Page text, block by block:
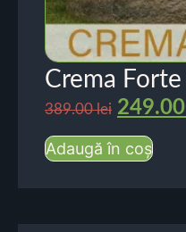
Crema Forte
389.00lei 249.00
Adaugă în coș